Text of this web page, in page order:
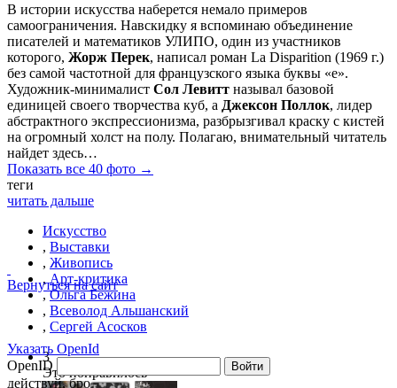
Вернуться на сайт
Указать OpenId
OpenID
Войти
действуй, бро
В истории искусства наберется немало примеров
самоограничения. Навскидку я вспоминаю объединение
писателей и математиков УЛИПО, один из участников
которого, Жорж Перек, написал роман La Disparition (1969 г.)
без самой частотной для французского языка буквы «e».
Художник-минималист Сол Левитт называл базовой
единицей своего творчества куб, а Джексон Поллок, лидер
абстрактного экспрессионизма, разбрызгивал краску с кистей
на огромный холст на полу. Полагаю, внимательный читатель
найдет здесь…
Показать все 40 фото →
теги
читать дальше
Искусство
, Выставки
, Живопись
, Арт-критика
,Ольга Бежина
, Всеволод Альшанский
, Сергей Асосков
3
Это понравилось